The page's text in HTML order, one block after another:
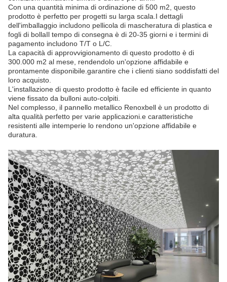
Con una quantità minima di ordinazione di 500 m2, questo
prodotto è perfetto per progetti su larga scala.I dettagli
dell'imballaggio includono pellicola di mascheratura di plastica e
fogli di bollaIl tempo di consegna è di 20-35 giorni e i termini di
pagamento includono T/T o L/C.
La capacità di approvvigionamento di questo prodotto è di
300.000 m2 al mese, rendendolo un'opzione affidabile e
prontamente disponibile.garantire che i clienti siano soddisfatti del
loro acquisto.
L'installazione di questo prodotto è facile ed efficiente in quanto
viene fissato da bulloni auto-colpiti.
Nel complesso, il pannello metallico Renoxbell è un prodotto di
alta qualità perfetto per varie applicazioni.e caratteristiche
resistenti alle intemperie lo rendono un'opzione affidabile e
duratura.